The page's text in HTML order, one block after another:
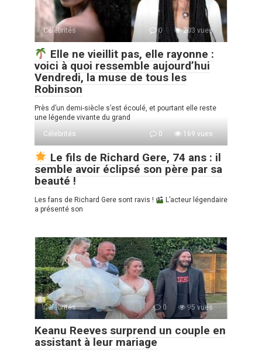
Célébrités 0 203 vues
Elle ne vieillit pas, elle rayonne :
voici à quoi ressemble aujourd’hui
Vendredi, la muse de tous les
Robinson
Près d’un demi-siècle s’est écoulé, et pourtant elle reste
une légende vivante du grand
Célébrités
0 169 vues
Le fils de Richard Gere, 74 ans : il
semble avoir éclipsé son père par sa
beauté !
Les fans de Richard Gere sont ravis !
L’acteur légendaire
a présenté son
Célébrités 0 95 vues
Keanu Reeves surprend un couple en
assistant à leur mariage